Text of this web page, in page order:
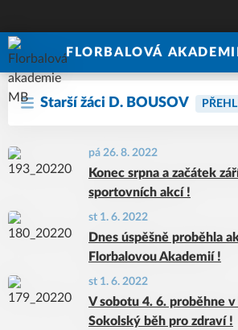
FLORBALOVÁ
Starší žáci D. BOUSOV
pá 26. 8. 2022
Konec srpna a začátek
sportovních akcí !
st 1. 6. 2022
Dnes úspěšně proběhla
Florbalovou Akademií !
st 1. 6. 2022
V sobotu 4. 6. proběhne
Sokolský běh pro zdraví !